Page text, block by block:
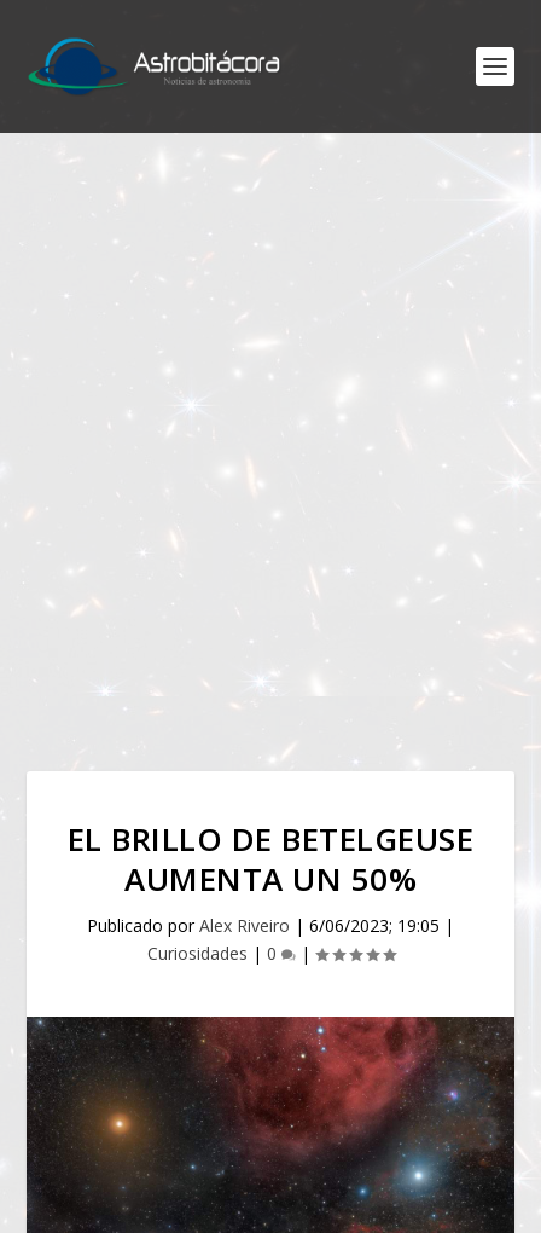
EL BRILLO DE BETELGEUSE
AUMENTA UN 50%
Publicado porAlex Riveiro | 6/06/2023; 19:05 |
Curiosidades | 0 |